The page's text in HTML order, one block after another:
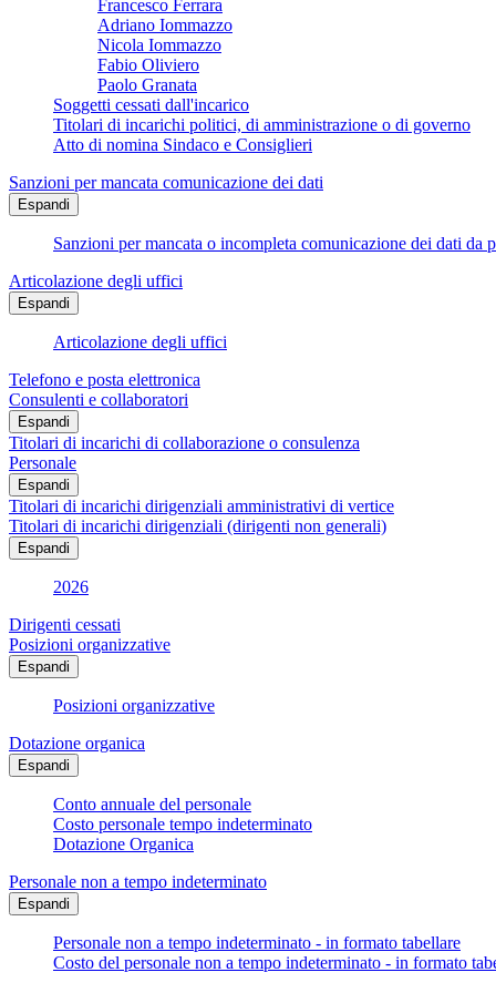
Francesco Ferrara
Adriano Iommazzo
Nicola Iommazzo
Fabio Oliviero
Paolo Granata
Soggetti cessati dall'incarico
Titolari di incarichi politici, di amministrazione o di governo
Atto di nomina Sindaco e Consiglieri
Sanzioni per mancata comunicazione dei dati
Espandi
Sanzioni per mancata o incompleta comunicazione dei dati
Articolazione degli uffici
Espandi
Articolazione degli uffici
Telefono e posta elettronica
Consulenti e collaboratori
Espandi
Titolari di incarichi di collaborazione o consulenza
Personale
Espandi
Titolari di incarichi dirigenziali amministrativi di vertice
Titolari di incarichi dirigenziali (dirigenti non generali)
Espandi
2026
Dirigenti cessati
Posizioni organizzative
Espandi
Posizioni organizzative
Dotazione organica
Espandi
Conto annuale del personale
Costo personale tempo indeterminato
Dotazione Organica
Personale non a tempo indeterminato
Espandi
Personale non a tempo indeterminato - in formato tabellare
Costo del personale non a tempo indeterminato - in formato